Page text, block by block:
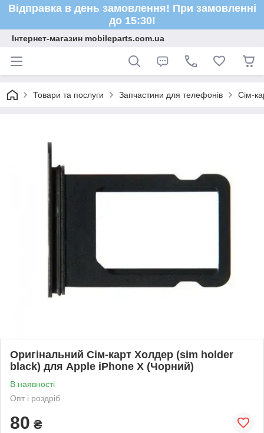
Відправка в день замовлення! При замовленні
до 15:30!
Інтернет-магазин mobileparts.com.ua
Товари та послуги Запчастини для телефонів Сім-
Оригінальний Сім-карт Холдер (sim holder
black) для Apple iPhone X (Чорний)
В наявності
Опт і роздріб
80 ₴